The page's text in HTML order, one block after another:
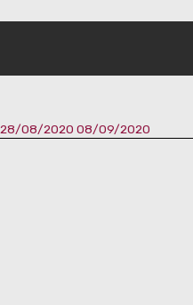
28/08/2020 08/09/2020